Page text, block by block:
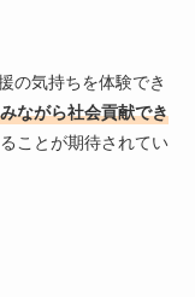
の気持ちを体験でき
ながら社会貢献でき
ことが期待されてい